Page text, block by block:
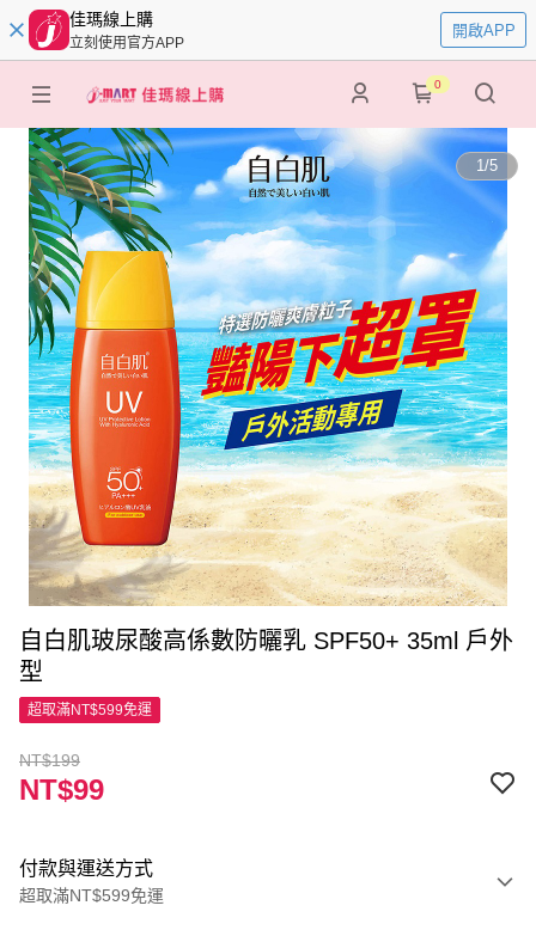
佳瑪線上購
立刻使用官方APP
開啟APP
0
1/5
自白肌玻尿酸高係數防曬乳 SPF50+ 35ml 戶外
型
超取滿NT$599免運
NT$199
NT$99
付款與運送方式
超取滿NT$599免運